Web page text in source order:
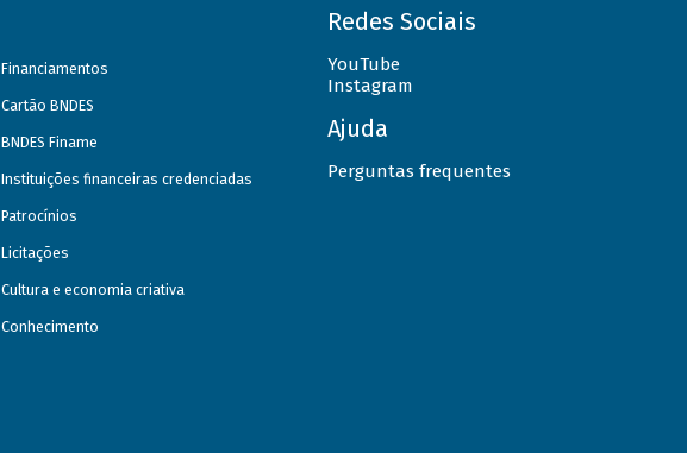
Financiamentos
Cartão BNDES
BNDES Finame
Instituições financeiras credenciadas
Patrocínios
Licitações
Cultura e economia criativa
Conhecimento
Redes Sociais
YouTube
Instagram
Ajuda
Perguntas frequentes